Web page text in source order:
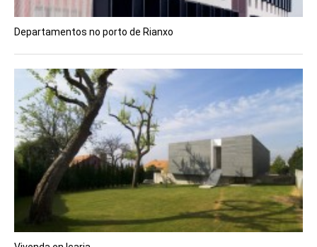
Departamentos no porto de Rianxo